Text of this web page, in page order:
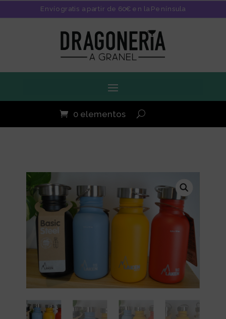
Envío gratis a partir de 60€ en la Península
0 elementos